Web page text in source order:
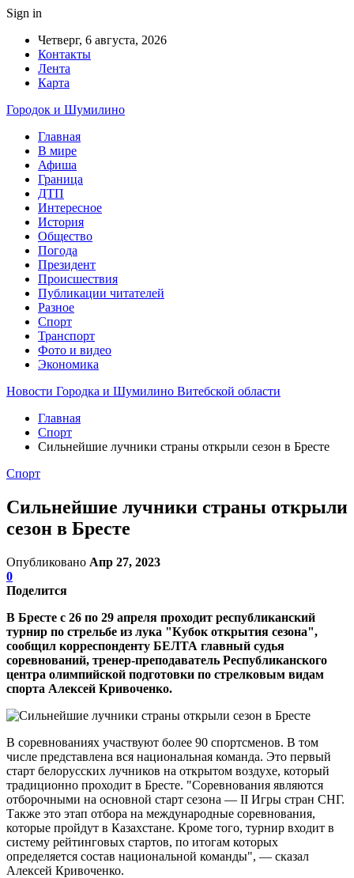
Sign in
Четверг, 6 августа, 2026
Контакты
Лента
Карта
Городок и Шумилино
Главная
В мире
Афиша
Граница
ДТП
Интересное
История
Общество
Погода
Президент
Происшествия
Публикации читателей
Разное
Спорт
Транспорт
Фото и видео
Экономика
Новости Городка и Шумилино Витебской области
Главная
Спорт
Сильнейшие лучники страны открыли сезон в Бресте
Спорт
Сильнейшие лучники страны открыли
сезон в Бресте
Опубликовано Апр 27, 2023
0
Поделится
В Бресте с 26 по 29 апреля проходит республиканский
турнир по стрельбе из лука "Кубок открытия сезона",
сообщил корреспонденту БЕЛТА главный судья
соревнований, тренер-преподаватель Республиканского
центра олимпийской подготовки по стрелковым видам
спорта Алексей Кривоченко.
В соревнованиях участвуют более 90 спортсменов. В том
числе представлена вся национальная команда. Это первый
старт белорусских лучников на открытом воздухе, который
традиционно проходит в Бресте. "Соревнования являются
отборочными на основной старт сезона — II Игры стран СНГ.
Также это этап отбора на международные соревнования,
которые пройдут в Казахстане. Кроме того, турнир входит в
систему рейтинговых стартов, по итогам которых
определяется состав национальной команды", — сказал
Алексей Кривоченко.